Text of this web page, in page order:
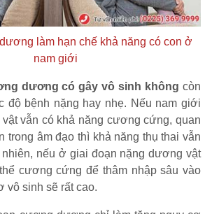
làm hạn chế khả năng có con ở
nam giới
dương có gây vô sinh không còn
độ bệnh nặng hay nhẹ. Nếu nam giới
vẫn có khả năng cương cứng, quan
trong âm đạo thì khả năng thụ thai vẫn
nhiên, nếu ở giai đoạn nặng dương vật
cương cứng để thâm nhập sâu vào
vô sinh sẽ rất cao.